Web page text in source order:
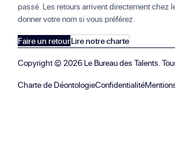
passé. Les retours arrivent directement chez
donner votre nom si vous préférez.
Faire un retourLire notre charte
Copyright ©2026 Le Bureau des Talents.
Charte de DéontologieConfidentialité